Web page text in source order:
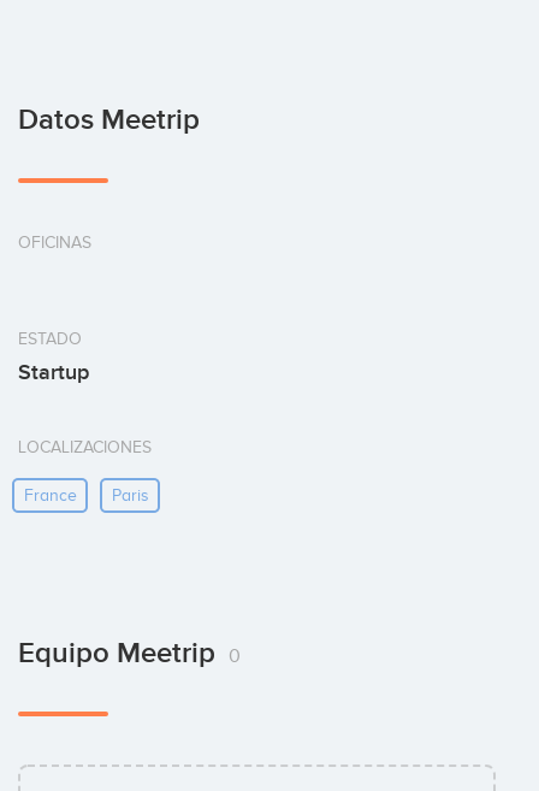
Datos Meetrip
OFICINAS
ESTADO
Startup
LOCALIZACIONES
France Paris
Equipo Meetrip 0